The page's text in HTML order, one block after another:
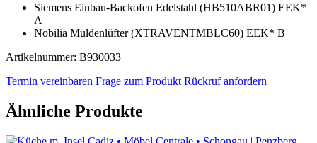
Siemens Einbau-Backofen Edelstahl (HB510ABR01) EEK*
A
Nobilia Muldenlüfter (XTRAVENTMBLC60) EEK* B
Artikelnummer: B930033
Termin vereinbaren Frage zum Produkt Rückruf anfordern
Ähnliche Produkte